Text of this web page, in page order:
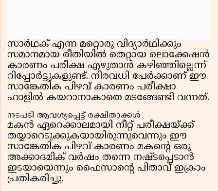
സാർഥക് എന്ന മറ്റൊരു വിദ്യാർഥിക്കും
സമാനമായ രീതിയിൽ തെറ്റായ ലൊക്കേഷൻ
കാരണം പരീക്ഷ എഴുതാൻ കഴിഞ്ഞില്ലെന്ന്
റിപ്പോർട്ടുകളുണ്ട്. നിരവധി പേർക്കാണ് ഈ
സാങ്കേതിക പിഴവ് കാരണം പരീക്ഷാ
ഹാളിൽ കയറാനാകാതെ മടങ്ങേണ്ടി വന്നത്.
നടപടി ആവശ്യപ്പെട്ട് രക്ഷിതാക്കൾ
മകൻ ഏറെക്കാലമായി നീറ്റ് പരീക്ഷയ്ക്ക്
തയ്യാറെടുക്കുകയായിരുന്നുവെന്നും ഈ
സാങ്കേതിക പിഴവ് കാരണം മകൻ്റെ ഒരു
അക്കാദമിക് വർഷം തന്നെ നഷ്ടപ്പെടാൻ
ഇടയായെന്നും ഫൈസാൻ്റെ പിതാവ് ഇക്രാം
പ്രതികരിച്ചു.